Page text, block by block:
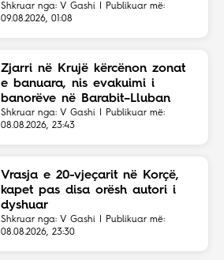
Shkruar nga: V Gashi | Publikuar më:
09.08.2026, 01:08
Zjarri në Krujë kërcënon zonat
e banuara, nis evakuimi i
banorëve në Barabit–Lluban
Shkruar nga: V Gashi | Publikuar më:
08.08.2026, 23:43
Vrasja e 20-vjeçarit në Korçë,
kapet pas disa orësh autori i
dyshuar
Shkruar nga: V Gashi | Publikuar më:
08.08.2026, 23:30